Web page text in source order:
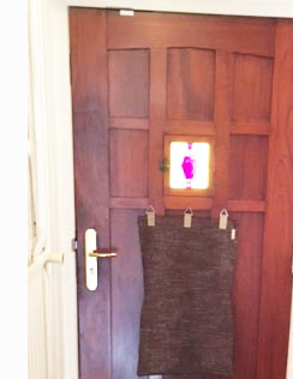
Winkelmand
Afrekenen
Over Toetie & Zo
Gastenboek